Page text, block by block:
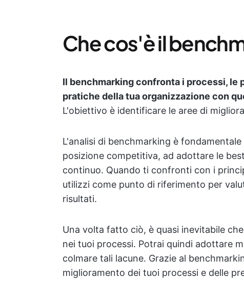
Che cos'è il
Il benchmarking confronta i processi, le
pratiche della tua organizzazione con
L'obiettivo è identificare le aree di
L'analisi di benchmarking è
posizione competitiva, ad adottare le
continuo. Quando ti confronti con i
utilizzi come punto di riferimento per
risultati.
Una volta fatto ciò, è quasi inevitabile
nei tuoi processi. Potrai quindi adottare
colmare tali lacune. Grazie al
miglioramento dei tuoi processi e delle